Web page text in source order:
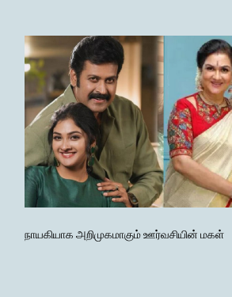
நாயகியாக அறிமுகமாகும் ஊர்வசியின் மகள்